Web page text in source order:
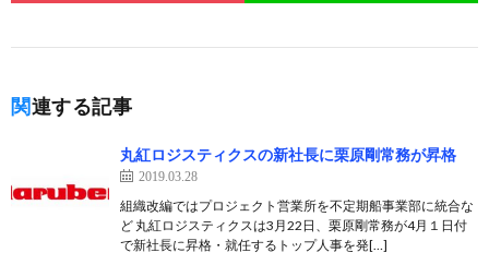
関連する記事
丸紅ロジスティクスの新社長に栗原剛常務が昇格
2019.03.28
組織改編ではプロジェクト営業所を不定期船事業部に統合な
ど 丸紅ロジスティクスは3月22日、栗原剛常務が4月１日付
で新社長に昇格・就任するトップ人事を発[…]